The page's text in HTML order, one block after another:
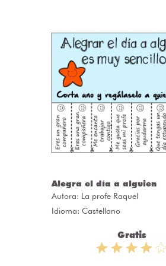
Alegra el día a alguien
Autora: La profe Raquel
Idioma: Castellano
Gratis